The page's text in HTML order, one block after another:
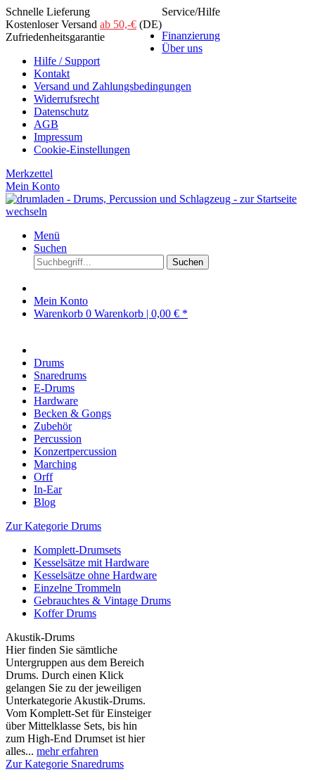
Schnelle Lieferung
Kostenloser Versand ab 50,-€ (DE)
Zufriedenheitsgarantie
Service/Hilfe
Finanzierung
Über uns
Hilfe / Support
Kontakt
Versand und Zahlungsbedingungen
Widerrufsrecht
Datenschutz
AGB
Impressum
Cookie-Einstellungen
Merkzettel
Mein Konto
Menü
Suchen
Suchen
Mein Konto
Warenkorb 0 Warenkorb | 0,00 € *
Drums
Snaredrums
E-Drums
Hardware
Becken & Gongs
Zubehör
Percussion
Konzertpercussion
Marching
Orff
In-Ear
Blog
Zur Kategorie Drums
Komplett-Drumsets
Kesselsätze mit Hardware
Kesselsätze ohne Hardware
Einzelne Trommeln
Gebrauchtes & Vintage Drums
Koffer Drums
Akustik-Drums
Hier finden Sie sämtliche
Untergruppen aus dem Bereich
Drums. Durch einen Klick
gelangen Sie zu der jeweiligen
Unterkategorie Akustik-Drums.
Vom Komplett-Set für Einsteiger
über Mittelklasse Sets, bis hin
zum High-End Drumset ist hier
alles... mehr erfahren
Zur Kategorie Snaredrums